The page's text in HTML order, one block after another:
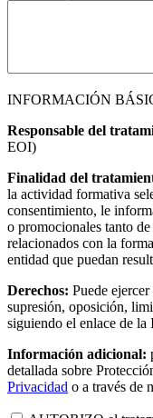
INFORMACIÓN
Responsable del
EOI)
Finalidad del
la actividad formativa
consentimiento, le
o promocionales tanto
relacionados con la
entidad que puedan
Derechos: Puede
supresión, oposición,
siguiendo el enlace de
Información adicional:
detallada sobre
Privacidad o a través de